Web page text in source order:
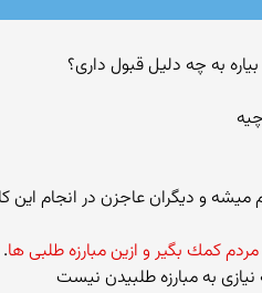
كمك بگیر و ازین مبارزه طلبی ها.
به مبارزه طلبیدن نیست